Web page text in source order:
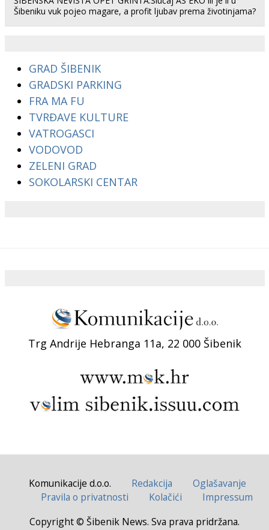
Šibeniku vuk pojeo magare, a profit ljubav prema životinjama?
GRAD ŠIBENIK
GRADSKI PARKING
FRA MA FU
TVRĐAVE KULTURE
VATROGASCI
VODOVOD
ZELENI GRAD
SOKOLARSKI CENTAR
Trg Andrije Hebranga 11a, 22 000 Šibenik
Komunikacije d.o.o. Redakcija
Oglašavanje
Pravila o privatnosti
Kolačići
Impressum
Copyright © Šibenik News. Sva prava pridržana.